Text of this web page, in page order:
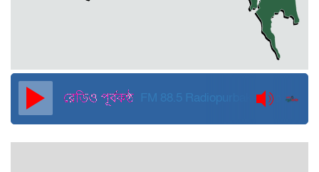
দুবাইয়ে কারাগার থেকে মুক্তি পেয়েছেন
পুলিশের সাবেক মহাপরিদর্শক বেনজীর
আহমেদ
FM 88.5 Radiopurbakantho